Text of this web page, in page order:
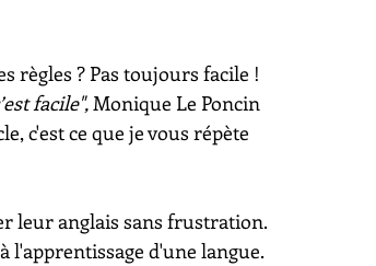
règles ? Pas toujours facile !
facile", Monique Le Poncin
c'est ce que je vous répète
leur anglais sans frustration.
l'apprentissage d'une langue.